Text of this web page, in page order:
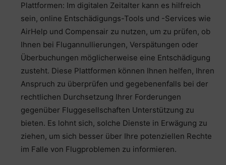
Plattformen: Im digitalen Zeitalter kann es hilfreich
sein, online Entschädigungs-Tools und -Services wie
AirHelp und Compensair zu nutzen, um zu prüfen, ob
Ihnen bei Flugannullierungen, Verspätungen oder
Überbuchungen möglicherweise eine Entschädigung
zusteht. Diese Plattformen können Ihnen helfen, Ihren
Anspruch zu überprüfen und gegebenenfalls bei der
rechtlichen Durchsetzung Ihrer Forderungen
gegenüber Fluggesellschaften Unterstützung zu
bieten. Es lohnt sich, solche Dienste in Erwägung zu
ziehen, um sich besser über Ihre potenziellen Rechte
im Falle von Flugproblemen zu informieren.